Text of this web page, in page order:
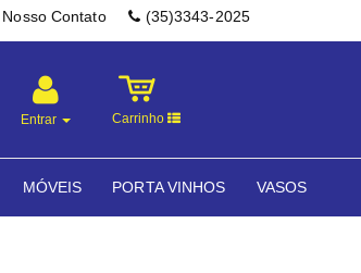
Nosso Contato (35)3343-2025
Entrar Carrinho
MÓVEIS PORTA VINHOS VASOS